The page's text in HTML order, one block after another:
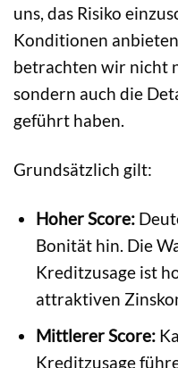
uns, das Risiko
Konditionen
betrachten wir nicht
sondern auch die
geführt haben.
Grundsätzlich gilt:
Hoher Score:
Bonität hin. Die
Kreditzusage ist
attraktiven
Mittlerer Score:
Kreditzusage